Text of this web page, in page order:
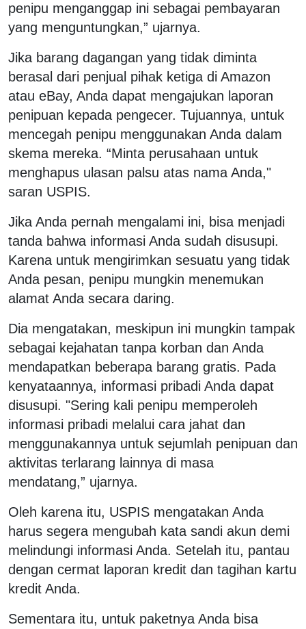
penipu menganggap ini sebagai pembayaran
yang menguntungkan,” ujarnya.
Jika barang dagangan yang tidak diminta
berasal dari penjual pihak ketiga di Amazon
atau eBay, Anda dapat mengajukan laporan
penipuan kepada pengecer. Tujuannya, untuk
mencegah penipu menggunakan Anda dalam
skema mereka. “Minta perusahaan untuk
menghapus ulasan palsu atas nama Anda,"
saran USPIS.
Jika Anda pernah mengalami ini, bisa menjadi
tanda bahwa informasi Anda sudah disusupi.
Karena untuk mengirimkan sesuatu yang tidak
Anda pesan, penipu mungkin menemukan
alamat Anda secara daring.
Dia mengatakan, meskipun ini mungkin tampak
sebagai kejahatan tanpa korban dan Anda
mendapatkan beberapa barang gratis. Pada
kenyataannya, informasi pribadi Anda dapat
disusupi. "Sering kali penipu memperoleh
informasi pribadi melalui cara jahat dan
menggunakannya untuk sejumlah penipuan dan
aktivitas terlarang lainnya di masa
mendatang,” ujarnya.
Oleh karena itu, USPIS mengatakan Anda
harus segera mengubah kata sandi akun demi
melindungi informasi Anda. Setelah itu, pantau
dengan cermat laporan kredit dan tagihan kartu
kredit Anda.
Sementara itu, untuk paketnya Anda bisa